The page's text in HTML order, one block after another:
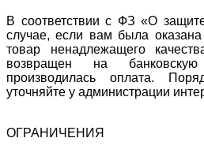
В соответствии с ФЗ «О
случае, если вам была
товар ненадлежащего
возвращен на
производилась оплата.
уточняйте у администрации
ОГРАНИЧЕНИЯ